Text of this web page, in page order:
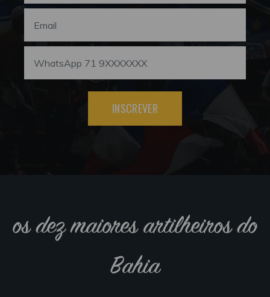
INSCREVER
os dez maiores artilheiros do
Bahia